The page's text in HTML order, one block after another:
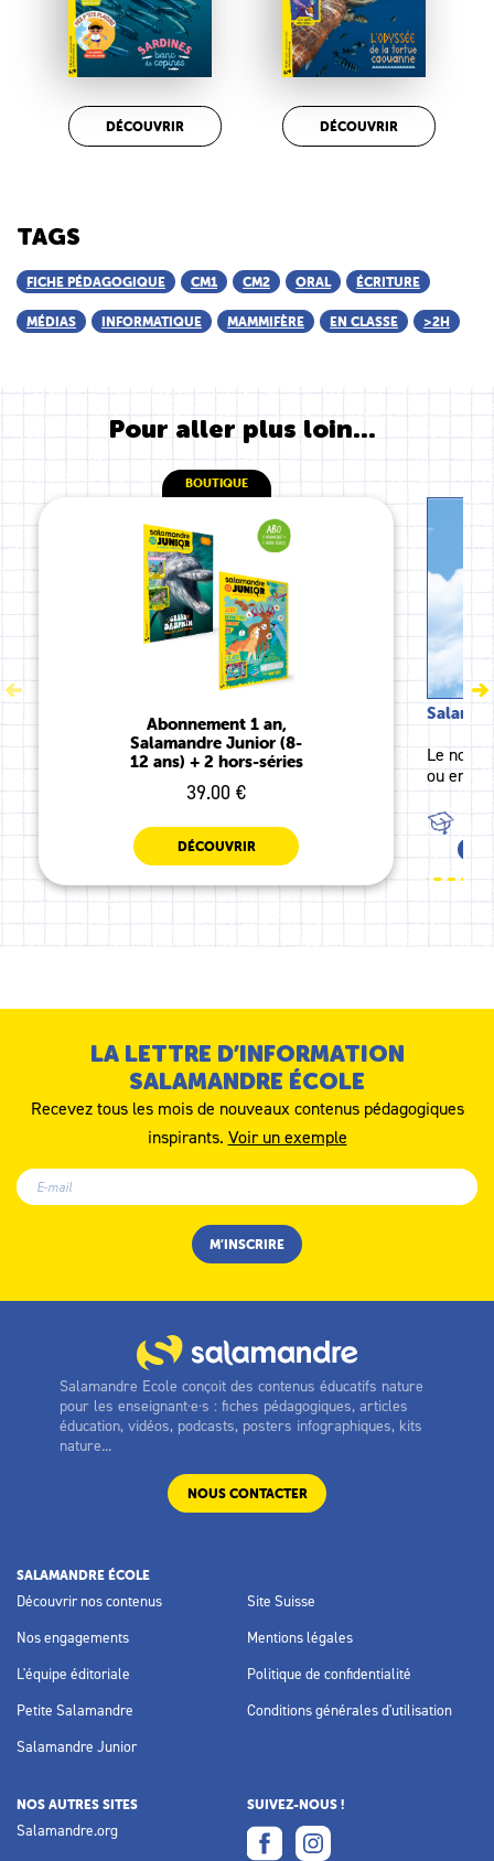
DÉCOUVRIR DÉCOUVRIR
TAGS
FICHE PÉDAGOGIQUE CM1 CM2 ORAL ÉCRITURE
MÉDIAS INFORMATIQUE MAMMIFÈRE EN CLASSE >2H
Pour aller plus loin...
BOUTIQUE
Abonnement 1 an,
Salamandre Junior (8-
12 ans) + 2 hors-séries
39.00 €
DÉCOUVRIR
Le
ou en
LA LETTRE D’INFORMATION
SALAMANDRE ÉCOLE
Recevez tous les mois de nouveaux contenus pédagogiques
inspirants. Voir un exemple
Salamandre Ecole conçoit des contenus éducatifs nature
pour les enseignant·e·s : fiches pédagogiques, articles
éducation, vidéos, podcasts, posters infographiques, kits
nature...
NOUS CONTACTER
SALAMANDRE ÉCOLE
Découvrir nos contenus
Nos engagements
L'équipe éditoriale
Petite Salamandre
Salamandre Junior
Site Suisse
Mentions légales
Politique de confidentialité
Conditions générales d'utilisation
NOS AUTRES SITES
Salamandre.org
SUIVEZ-NOUS !